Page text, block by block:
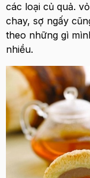
các loại củ quả.
chay, sợ ngấy
theo những gì
nhiều.